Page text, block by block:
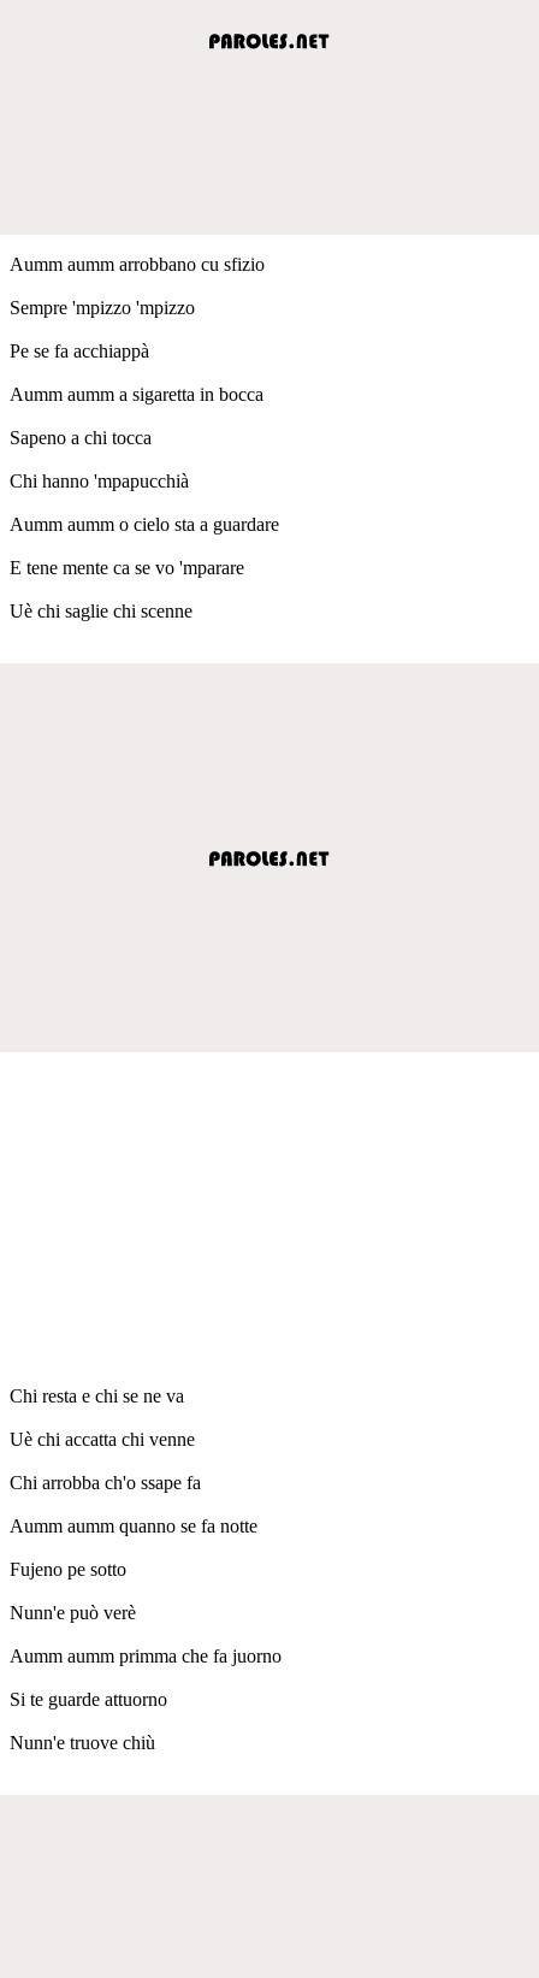
Aumm aumm arrobbano cu sfizio
Sempre 'mpizzo 'mpizzo
Pe se fa acchiappà
Aumm aumm a sigaretta in bocca
Sapeno a chi tocca
Chi hanno 'mpapucchià
Aumm aumm o cielo sta a guardare
E tene mente ca se vo 'mparare
Uè chi saglie chi scenne
Chi resta e chi se ne va
Uè chi accatta chi venne
Chi arrobba ch'o ssape fa
Aumm aumm quanno se fa notte
Fujeno pe sotto
Nunn'e può verè
Aumm aumm primma che fa juorno
Si te guarde attuorno
Nunn'e truove chiù